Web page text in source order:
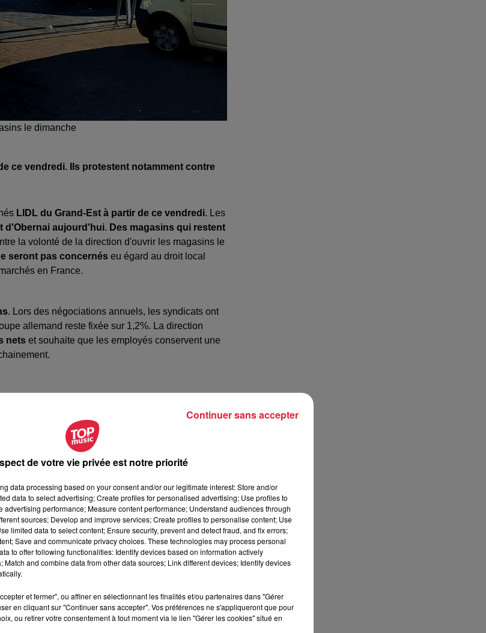
le dimanche
ce vendredi. Ils protestent notamment contre
LIDL du Grand-Est à partir de ce vendredi. Les
d'Obernai aujourd'hui. Des magasins qui restent
la volonté de la direction d'ouvrir les magasins le
seront pas concernés eu égard au droit local
en France.
. Lors des négociations annuels, les syndicats ont
allemand reste fixée sur 1,2%. La direction
nets et souhaite que les employés conservent une
de votre vie privée est notre priorité
data processing based on your consent and/or our legitimate interest: Store and/or
data to select advertising; Create profiles for personalised advertising; Use profiles to
performance; Measure content performance; Understand audiences through
sources; Develop and improve services; Create profiles to personalise content; Use
limited data to select content; Ensure security, prevent and detect fraud, and fix errors;
Save and communicate privacy choices. These technologies may process personal
to offer following functionalities: Identify devices based on information actively
and combine data from other data sources; Link different devices; Identify devices
et fermer", ou affiner en sélectionnant les finalités et/ou partenaires dans "Gérer
en cliquant sur "Continuer sans accepter". Vos préférences ne s'appliqueront que pour
ou retirer votre consentement à tout moment via le lien "Gérer les cookies" situé en
Continuer sans accepter